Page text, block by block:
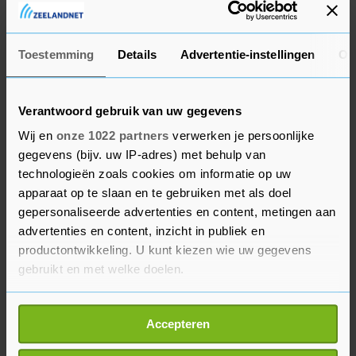
Toestemming Details Advertentie-instellingen
Verantwoord gebruik van uw gegevens
Wij en onze 1022 partners verwerken je persoonlijke
gegevens (bijv. uw IP-adres) met behulp van
technologieën zoals cookies om informatie op uw
apparaat op te slaan en te gebruiken met als doel
gepersonaliseerde advertenties en content, metingen aan
advertenties en content, inzicht in publiek en
productontwikkeling. U kunt kiezen wie uw gegevens
gebruikt en met welke doelen.
Als u het toestaat, willen we ook graag:
Informatie verzamelen over uw geografische
locatie, die tot een paar meter nauwkeurig kan zijn
Accepteren
herstelwerk te doen. Dan gaat het met name om
de compensatie aan gedupeerde ondernemers.
Iedere week dat winkels dicht moesten blijven
betekende 680 miljoen euro omzetverlies.
De RND zou graag zien dat ondernemers
"proportioneel" worden gecompenseerd, waarbij
ondernemers met meerdere filialen ook per
winkel recht zouden hebben op een vergoeding in
plaats van de huidige regeling per bedrijf.
De winkelorganisatie is met de overheid in
gesprek om te komen tot een aanpak. De raad
erkent dat er altijd een ondernemersrisico is.
Maar er moet volgens de organisatie meer
gekeken worden naar de daadwerkelijke schade